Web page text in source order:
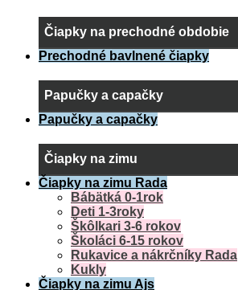
Čiapky na prechodné obdobie
Prechodné bavlnené čiapky
Papučky a capačky
Papučky a capačky
Čiapky na zimu
Čiapky na zimu Rada
Bábätká 0-1rok
Deti 1-3roky
Škôlkari 3-6 rokov
Školáci 6-15 rokov
Rukavice a nákrčníky Rada
Kukly
Čiapky na zimu Ajs